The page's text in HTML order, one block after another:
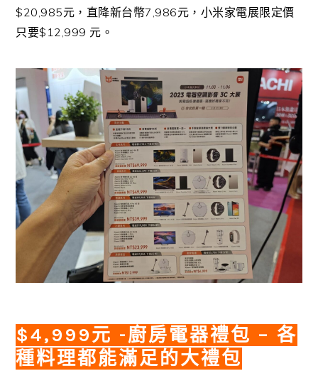
$20,985元，直降新台幣7,986元，小米家電展限定價
只要$12,999 元。
$4,999元 -廚房電器禮包 – 各
種料理都能滿足的大禮包